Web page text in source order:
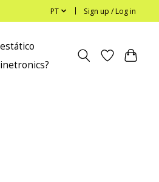
PT Sign up / Log in